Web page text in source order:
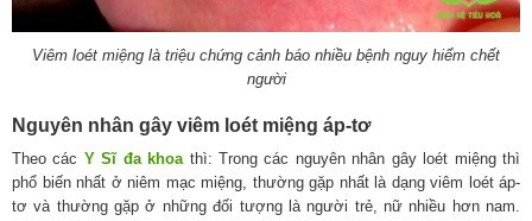
Viêm loét miệng là triệu chứng cảnh báo nhiều bệnh nguy hiểm chết
người
Nguyên nhân gây viêm loét miệng áp-tơ
Theo các Y Sĩ đa khoathì: Trong các nguyên nhân gây loét miệng thì
phổ biến nhất ở niêm mạc miệng, thường gặp nhất là dạng viêm loét áp-
tơ và thường gặp ở những đối tượng là người trẻ, nữ nhiều hơn nam.